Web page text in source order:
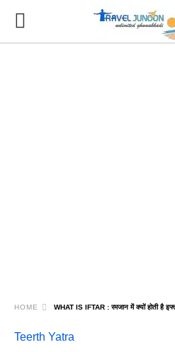
HOME WHAT IS IFTAR : रमजान में क्यों होती है
Teerth Yatra